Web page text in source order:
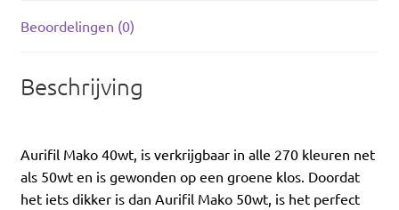
Beoordelingen (0)
Beschrijving
Aurifil Mako 40wt, is verkrijgbaar in alle 270 kleuren net
als 50wt en is gewonden op een groene klos. Doordat
het iets dikker is dan Aurifil Mako 50wt, is het perfect